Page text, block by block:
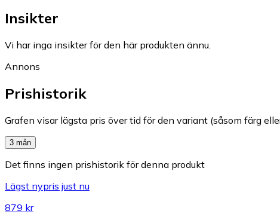
Insikter
Vi har inga insikter för den här produkten ännu.
Annons
Prishistorik
Grafen visar lägsta pris över tid för den variant (såsom färg
3 mån
Det finns ingen prishistorik för denna produkt
Lägst nypris just nu
879 kr